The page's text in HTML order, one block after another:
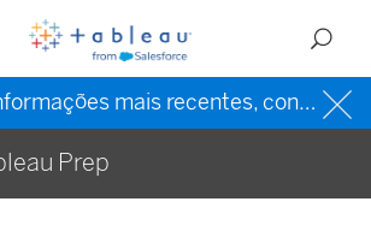
Para obter as informações mais recentes, consulte a
Prep